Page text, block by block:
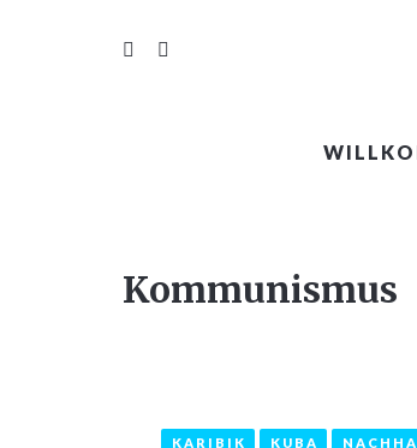
Kommunismus
KARIBIK KUBA